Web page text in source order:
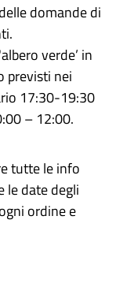
domande di
alberoverde’ in
previsti nei
17:30-19:30
– 12:00.
tutte le info
le date degli
ordine e